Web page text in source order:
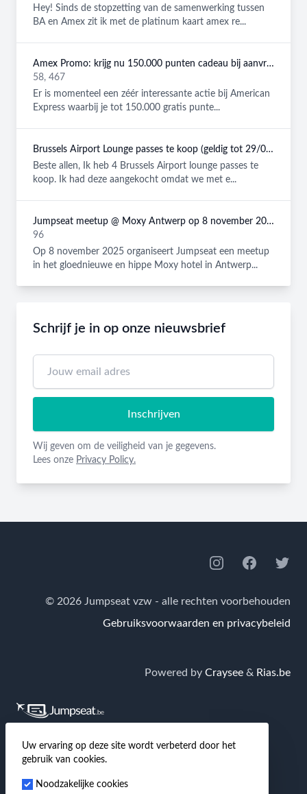
Hey! Sinds de stopzetting van de samenwerking tussen
BA en Amex zit ik met de platinum kaart amex re...
Amex Promo: krijg nu 150.000 punten cadeau bij aanvraag van een American Express Platinum kaart!
58, 467
Er is momenteel een zéér interessante actie bij American
Express waarbij je tot 150.000 gratis punte...
Brussels Airport Lounge passes te koop (geldig tot 29/08/2026)
Beste allen, Ik heb 4 Brussels Airport lounge passes te
koop. Ik had deze aangekocht omdat we met e...
Jumpseat meetup @ Moxy Antwerp op 8 november 2025
96
Op 8 november 2025 organiseert Jumpseat een meetup
in het gloednieuwe en hippe Moxy hotel in Antwerp...
Schrijf je in op onze nieuwsbrief
Inschrijven
Wij geven om de veiligheid van je gegevens.
Lees onze Privacy Policy.
InstagramFacebookTwitter
© 2026 Jumpseat vzw - alle rechten voorbehouden
Gebruiksvoorwaarden en privacybeleid
Powered by Craysee & Rias.be
Jumpseat.beis de grootste Nederlandstalige
community van en voor reizigers waar je terecht kan
voor tips & tricks over goedkoop reizen, hotels,
Uw ervaring op deze site wordt verbeterd door het
gebruik van cookies.
Noodzakelijke cookies